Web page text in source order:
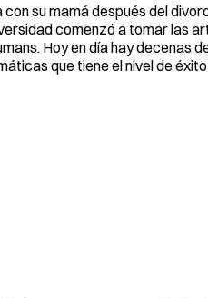
su mamá después del
comenzó a tomar las
Hoy en día hay decenas
que tiene el nivel de